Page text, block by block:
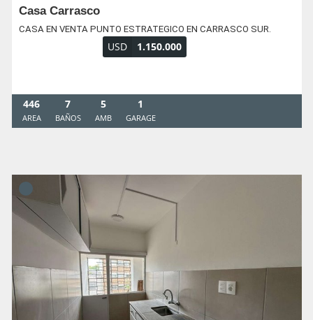
Casa Carrasco
CASA EN VENTA PUNTO ESTRATEGICO EN CARRASCO SUR.
USD 1.150.000
446
AREA
7
BAÑOS
5
AMB
1
GARAGE